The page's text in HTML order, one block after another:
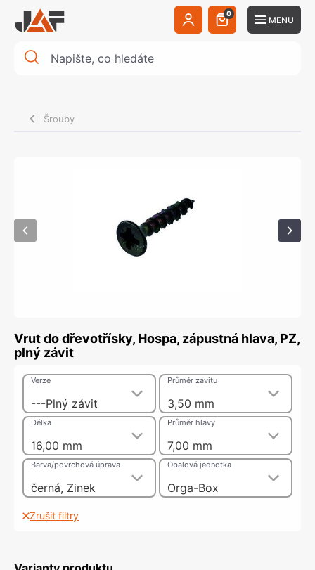
0
MENU
Šrouby
Vrut do dřevotřísky, Hospa, zápustná hlava, PZ,
plný závit
---Plný závit
Verze
3,50 mm
Průměr závitu
16,00 mm
Délka
7,00 mm
Průměr hlavy
černá, Zinek
Barva/povrchová úprava
Orga-Box
Obalová jednotka
Zrušit filtry